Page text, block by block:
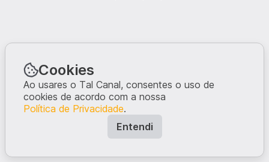
Cookies
Ao usares o Tal Canal, consentes o uso de
cookies de acordo com a nossa
Política de Privacidade.
Entendi